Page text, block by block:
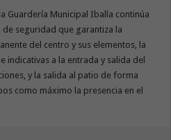
Guardería Municipal Iballa continúa
seguridad que garantiza la
del centro y sus elementos, la
indicativas a la entrada y salida del
y la salida al patio de forma
como máximo la presencia en el